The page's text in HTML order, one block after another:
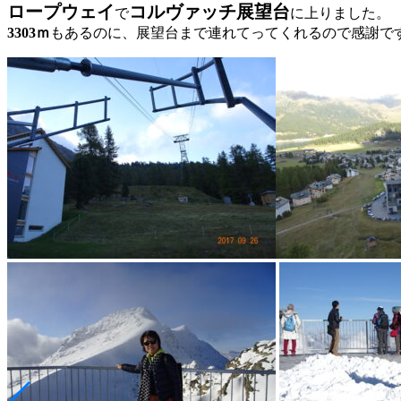
ロープウェイでコルヴァッチ展望台に上りました。
3303ｍ もあるのに、展望台まで連れてってくれるので感謝で